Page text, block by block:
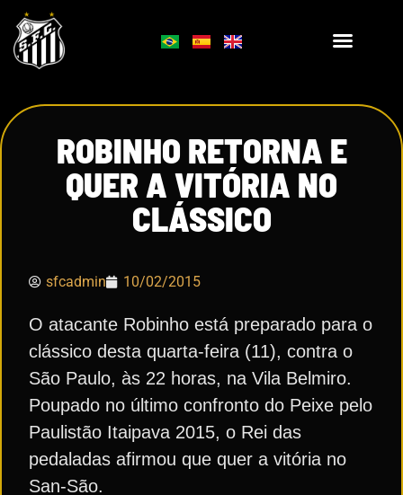
ROBINHO RETORNA E
QUER A VITÓRIA NO
CLÁSSICO
sfcadmin 10/02/2015
O atacante Robinho está preparado para o
clássico desta quarta-feira (11), contra o
São Paulo, às 22 horas, na Vila Belmiro.
Poupado no último confronto do Peixe pelo
Paulistão Itaipava 2015, o Rei das
pedaladas afirmou que quer a vitória no
San-São.